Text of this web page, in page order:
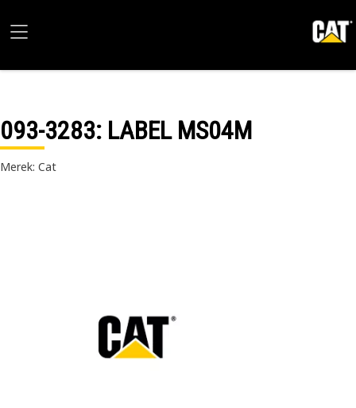
093-3283: LABEL MS04M
Merek: Cat